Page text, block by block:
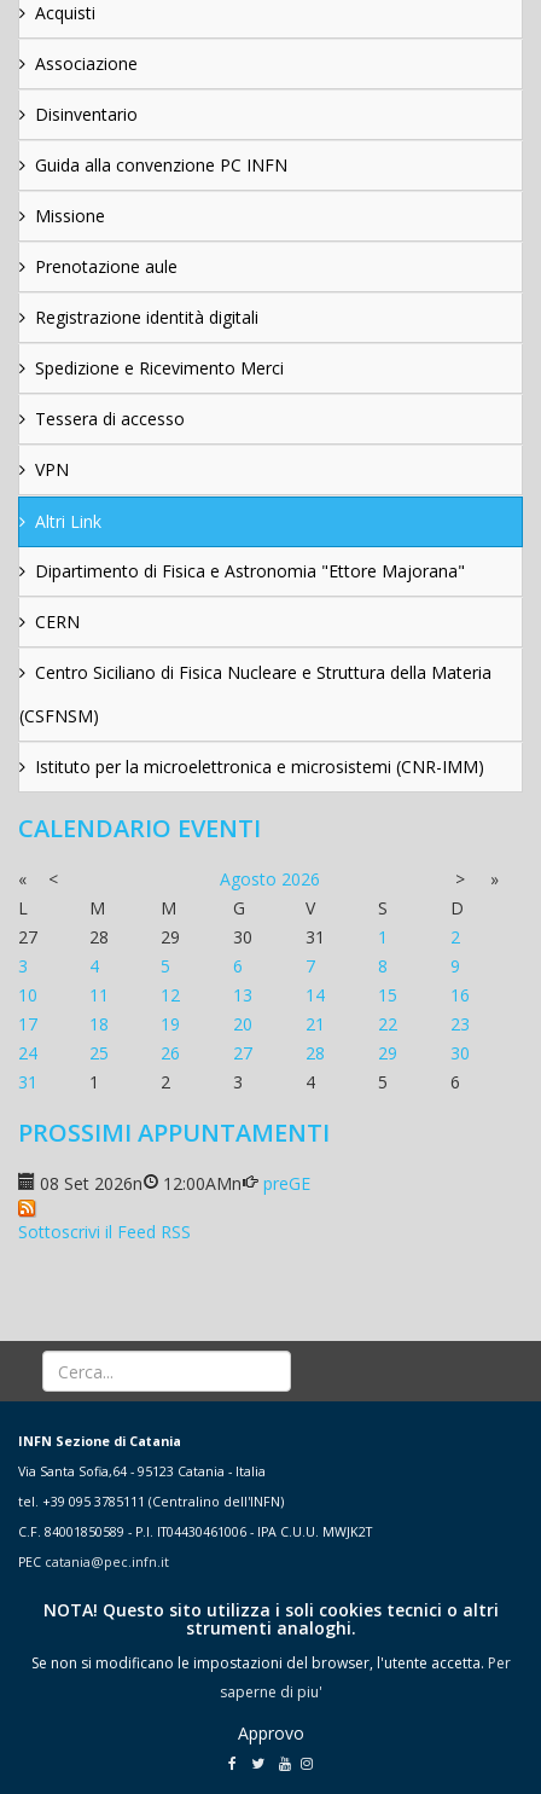
Acquisti
Associazione
Disinventario
Guida alla convenzione PC INFN
Missione
Prenotazione aule
Registrazione identità digitali
Spedizione e Ricevimento Merci
Tessera di accesso
VPN
Altri Link
Dipartimento di Fisica e Astronomia "Ettore Majorana"
CERN
Centro Siciliano di Fisica Nucleare e Struttura della Materia
(CSFNSM)
Istituto per la microelettronica e microsistemi (CNR-IMM)
CALENDARIO EVENTI
« < Agosto 2026 >
»
L
M M G V S
D
27
28 29 30 31 1
2
3
4 5 6 7 8
9
10
11 12 13 14 15
16
17
18 19 20 21 22
23
24
25 26 27 28 29
30
31
1 2 3 4 5 6
PROSSIMI APPUNTAMENTI
08 Set 2026n 12:00AMn preGE
Sottoscrivi il Feed RSS
INFN Sezione di Catania
Via Santa Sofia,64 - 95123 Catania - Italia
tel. +39 095 3785111 (Centralino dell'INFN)
C.F. 84001850589 - P.I. IT04430461006 - IPA C.U.U. MWJK2T
PEC catania@pec.infn.it
NOTA! Questo sito utilizza i soli cookies tecnici o altri
strumenti analoghi.
Se non si modificano le impostazioni del browser, l'utente accetta. Per
saperne di piu'
Approvo